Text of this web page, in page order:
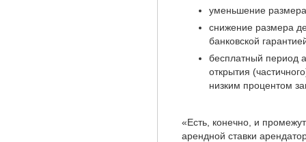
уменьшение
снижение размера
банковской
бесплатный период
открытия
низким процентом
«Есть, конечно, и
арендной ставки